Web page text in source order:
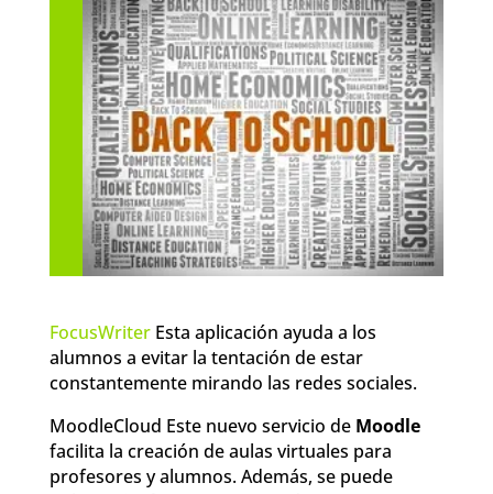
FocusWriterEsta aplicación ayuda a los
alumnos a evitar la tentación de estar
constantemente mirando las redes sociales.
MoodleCloud Este nuevo servicio de Moodle
facilita la creación de aulas virtuales para
profesores y alumnos. Además, se puede